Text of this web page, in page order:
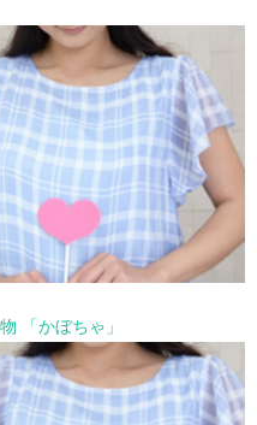
「かぼちゃ」